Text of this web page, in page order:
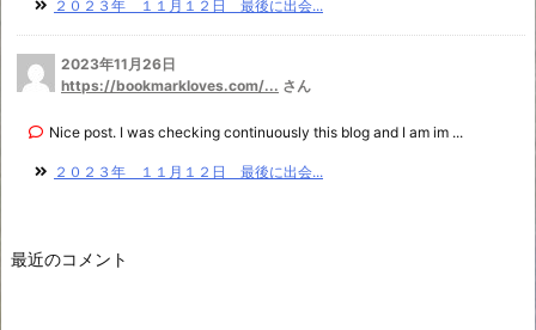
２０２３年 １１月１２日 最後に出会...
2023年11月26日
https://bookmarkloves.com/... さん
Nice post. I was checking continuously this blog and I am im ...
２０２３年 １１月１２日 最後に出会...
最近のコメント